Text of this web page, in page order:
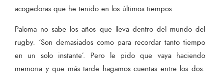
acogedoras que he tenido en los últimos tiempos.
Paloma no sabe los años que lleva dentro del mundo del
rugby. ‘Son demasiados como para recordar tanto tiempo
en un solo instante’. Pero le pido que vaya haciendo
memoria y que más tarde hagamos cuentas entre los dos.